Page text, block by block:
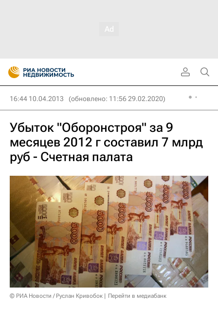
16:44 10.04.2013 (обновлено: 11:56 29.02.2020)
Убыток "Оборонстроя" за 9
месяцев 2012 г составил 7 млрд
руб - Счетная палата
© РИА Новости / Руслан Кривобок Перейти в медиабанк